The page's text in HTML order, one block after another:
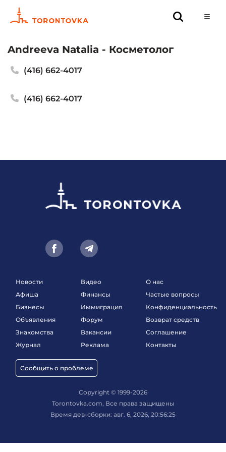
Andreeva Natalia - Косметолог
(416) 662-4017
(416) 662-4017
Новости
Афиша
Бизнесы
Объявления
Знакомства
Журнал
Сообщить о проблеме
Видео
Финансы
Иммиграция
Форум
Вакансии
Реклама
О нас
Частые вопросы
Конфиденциальность
Возврат средств
Соглашение
Контакты
Copyright © 1999-2026
Torontovka.com, Все права защищены
Время дев-сборки: авг. 6, 2026, 20:56:25